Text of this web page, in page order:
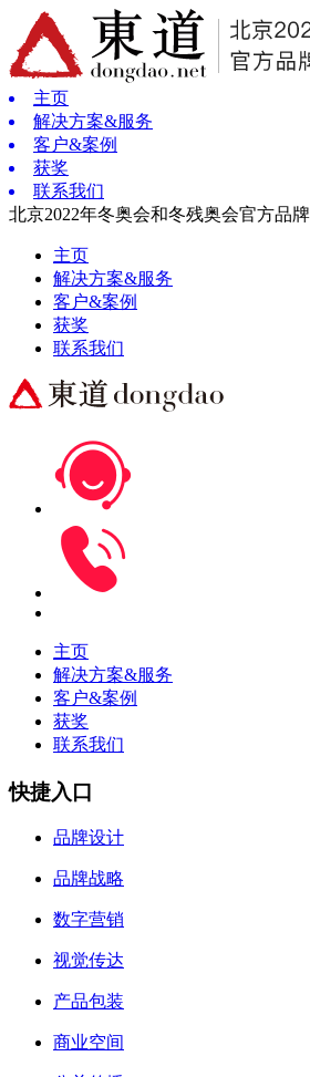
主页
解决方案&服务
客户&案例
获奖
联系我们
北京2022年冬奥会和冬残奥会官方品
主页
解决方案&服务
客户&案例
获奖
联系我们
主页
解决方案&服务
客户&案例
获奖
联系我们
快捷入口
品牌设计
品牌战略
数字营销
视觉传达
产品包装
商业空间